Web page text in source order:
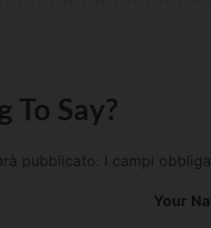
To Say?
pubblicato. I campi
Your